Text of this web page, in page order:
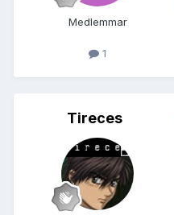
Medlemmar
1
Tireces